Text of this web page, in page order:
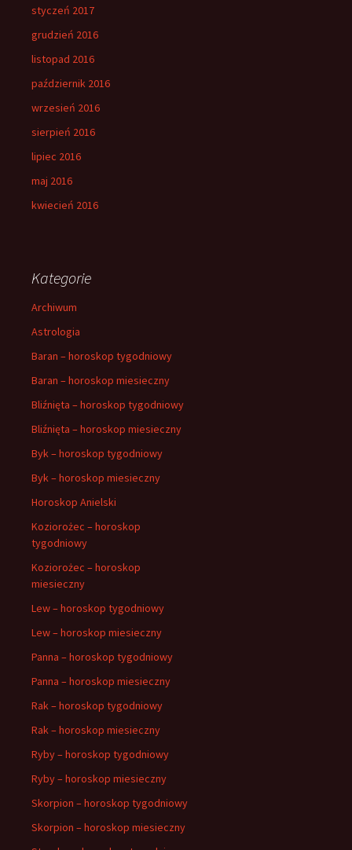
styczeń 2017
grudzień 2016
listopad 2016
październik 2016
wrzesień 2016
sierpień 2016
lipiec 2016
maj 2016
kwiecień 2016
Kategorie
Archiwum
Astrologia
Baran – horoskop tygodniowy
Baran – horoskop miesieczny
Bliźnięta – horoskop tygodniowy
Bliźnięta – horoskop miesieczny
Byk – horoskop tygodniowy
Byk – horoskop miesieczny
Horoskop Anielski
Koziorożec – horoskop
tygodniowy
Koziorożec – horoskop
miesieczny
Lew – horoskop tygodniowy
Lew – horoskop miesieczny
Panna – horoskop tygodniowy
Panna – horoskop miesieczny
Rak – horoskop tygodniowy
Rak – horoskop miesieczny
Ryby – horoskop tygodniowy
Ryby – horoskop miesieczny
Skorpion – horoskop tygodniowy
Skorpion – horoskop miesieczny